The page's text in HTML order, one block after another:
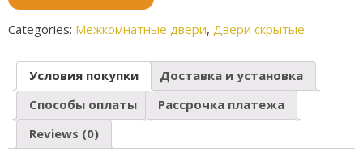
Categories: Межкомнатные двери, Двери скрытые
Условия покупки
Доставка и установка
Способы оплаты
Рассрочка платежа
Reviews (0)